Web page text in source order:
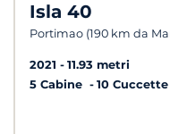
Isla 40
Portimao (190 km da
2021
11.93 metri
5 Cabine
10 Cuccette